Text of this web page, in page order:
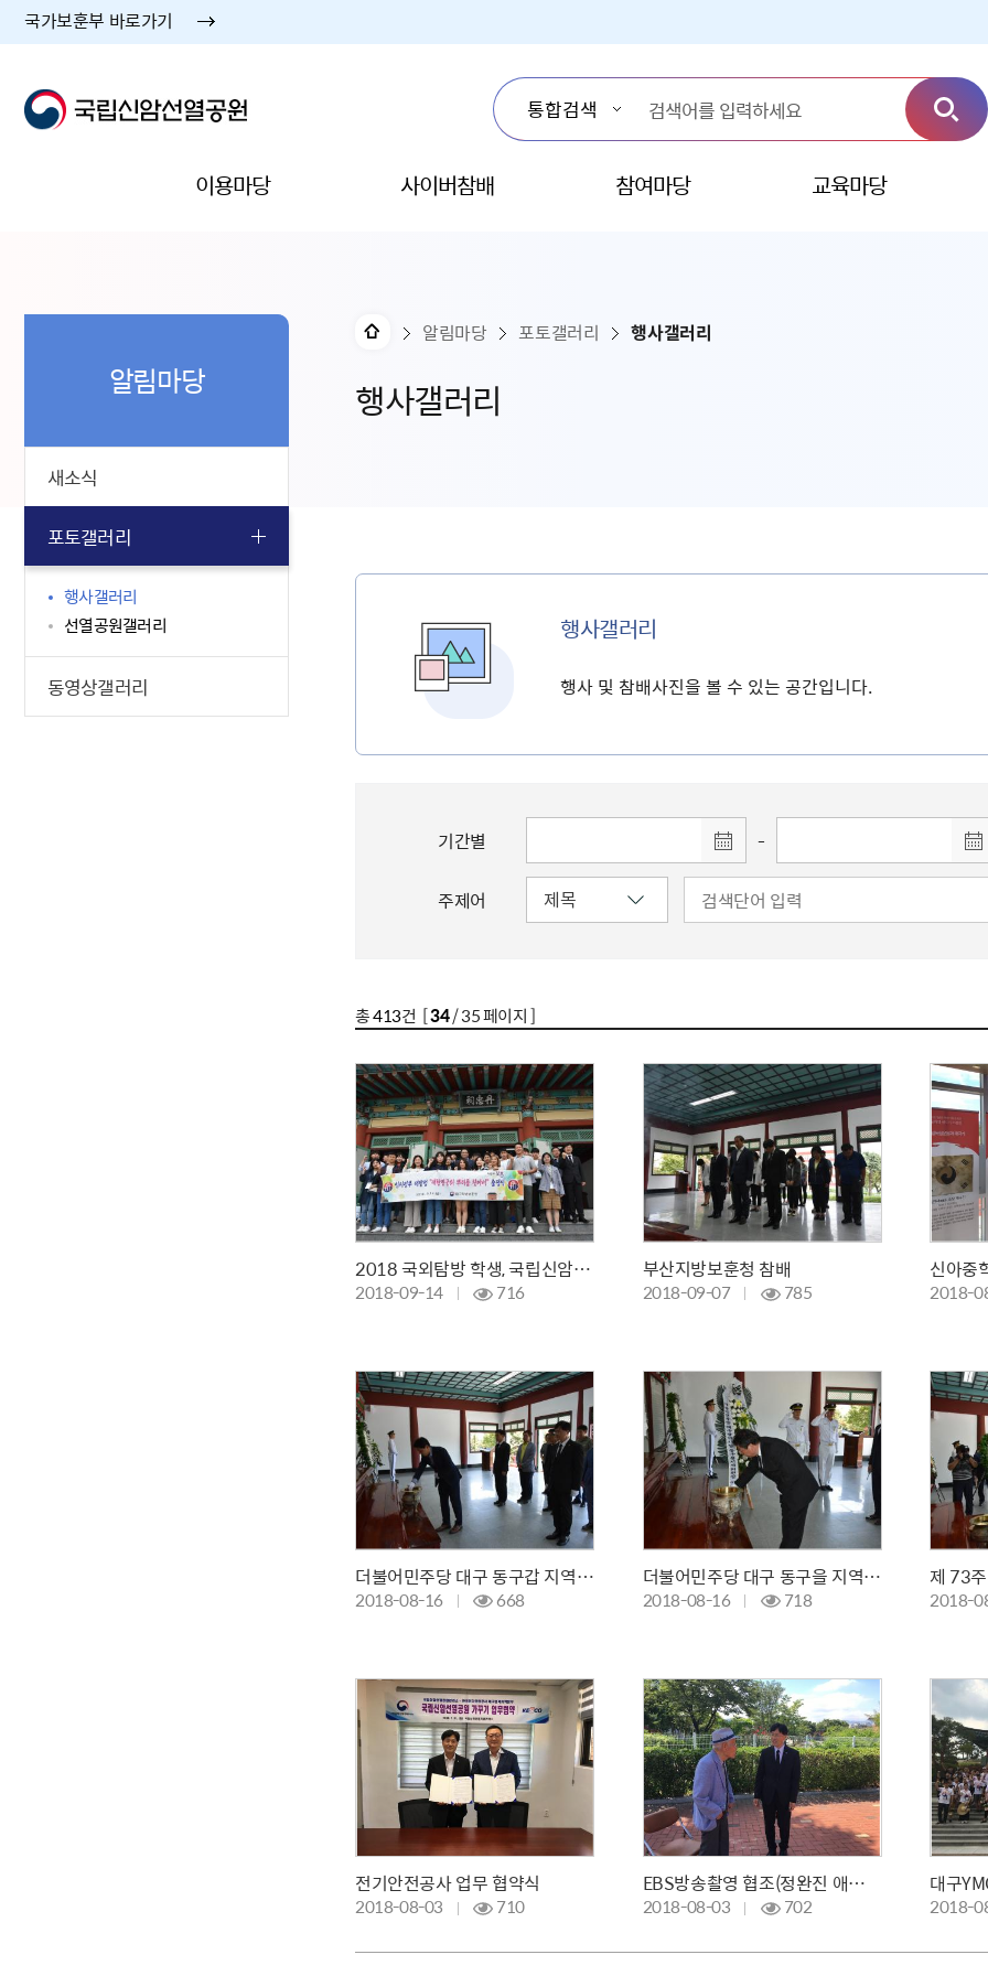
국가보훈부 바로가기
이용마당 사이버참배 참여마당 교육마당
행사갤러리
알림마당 포토갤러리 행사갤러리
알림마당
새소식
포토갤러리
행사갤러리
선열공원갤러리
동영상갤러리
행사갤러리
행사 및 참배사진을 볼 수 있는 공간입니다.
기간별 -
주제어
총413건 [34/ 35 페이지 ]
2018 국외탐방 학생, 국립신암선열공원 탐방 및 참배
2018-09-14 716
부산지방보훈청 참배
2018-09-07 785 2018-
더불어민주당 대구 동구갑 지역위원회 참배
2018-08-16 668
더불어민주당 대구 동구을 지역위원회 참배
2018-08-16 718 2018-
전기안전공사 업무 협약식
2018-08-03 710
EBS방송촬영 협조(정완진 애국지사)
2018-08-03 702
대구
2018-